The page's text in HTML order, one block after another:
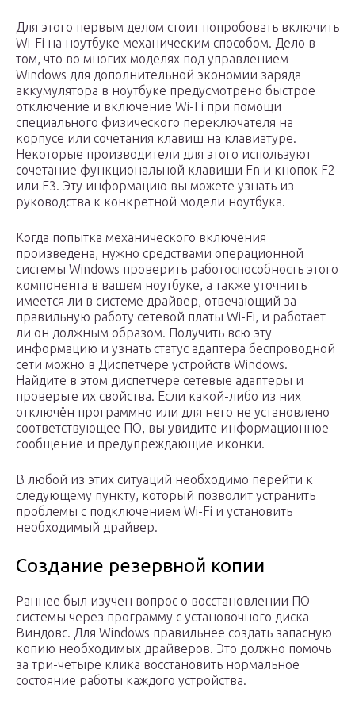
Для этого первым делом стоит попробовать включить
Wi-Fi на ноутбуке механическим способом. Дело в
том, что во многих моделях под управлением
Windows для дополнительной экономии заряда
аккумулятора в ноутбуке предусмотрено быстрое
отключение и включение Wi-Fi при помощи
специального физического переключателя на
корпусе или сочетания клавиш на клавиатуре.
Некоторые производители для этого используют
сочетание функциональной клавиши Fn и кнопок F2
или F3. Эту информацию вы можете узнать из
руководства к конкретной модели ноутбука.
Когда попытка механического включения
произведена, нужно средствами операционной
системы Windows проверить работоспособность этого
компонента в вашем ноутбуке, а также уточнить
имеется ли в системе драйвер, отвечающий за
правильную работу сетевой платы Wi-Fi, и работает
ли он должным образом. Получить всю эту
информацию и узнать статус адаптера беспроводной
сети можно в Диспетчере устройств Windows.
Найдите в этом диспетчере сетевые адаптеры и
проверьте их свойства. Если какой-либо из них
отключён программно или для него не установлено
соответствующее ПО, вы увидите информационное
сообщение и предупреждающие иконки.
В любой из этих ситуаций необходимо перейти к
следующему пункту, который позволит устранить
проблемы с подключением Wi-Fi и установить
необходимый драйвер.
Создание резервной копии
Раннее был изучен вопрос о восстановлении ПО
системы через программу с установочного диска
Виндовс. Для Windows правильнее создать запасную
копию необходимых драйверов. Это должно помочь
за три-четыре клика восстановить нормальное
состояние работы каждого устройства.